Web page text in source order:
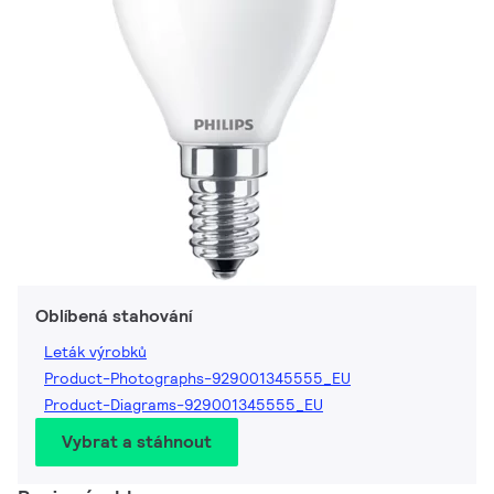
Oblíbená stahování
Leták výrobků
Product-Photographs-929001345555_EU
Product-Diagrams-929001345555_EU
Vybrat a stáhnout